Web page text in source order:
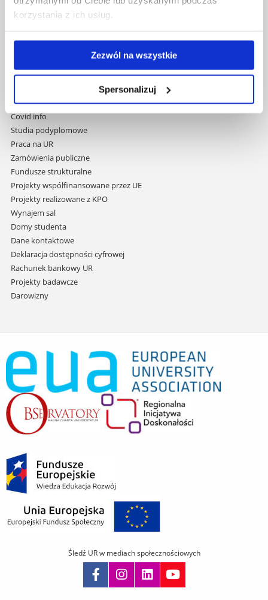
korzystania z ich usług.
Zezwól na wszystkie
Spersonalizuj
Uniwersytet Rzeszowski
Al. Tadeusza Rejtana 16C
nawigację
przejdź
do
treści
Mapa serwisu
Wydawnictwo
Covid info
Studia podyplomowe
Praca na UR
Zamówienia publiczne
Fundusze strukturalne
Projekty współfinansowane przez UE
Projekty realizowane z KPO
Wynajem sal
Domy studenta
Dane kontaktowe
Deklaracja dostępności cyfrowej
Rachunek bankowy UR
Projekty badawcze
Darowizny
Śledź UR w mediach społecznościowych